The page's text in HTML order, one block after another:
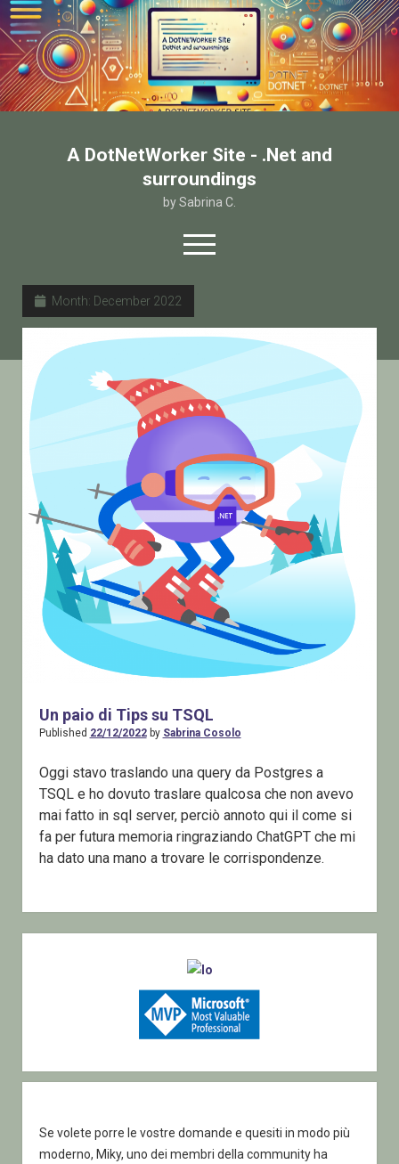
A DotNetWorker Site - .Net and
surroundings
by Sabrina C.
open
menu
twitter
Home
Contatto
Month: December 2022
Un paio di Tips su TSQL
Published 22/12/2022by Sabrina Cosolo
Oggi stavo traslando una query da Postgres a
TSQL e ho dovuto traslare qualcosa che non avevo
mai fatto in sql server, perciò annoto qui il come si
fa per futura memoria ringraziando ChatGPT che mi
ha dato una mano a trovare le corrispondenze.
Se volete porre le vostre domande e quesiti in modo più
moderno, Miky, uno dei membri della community ha